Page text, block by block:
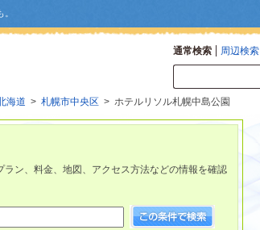
通常検索 周辺検索
海道 > 札幌市中央区 > ホテルリソル札幌中島公園
ン、料金、地図、アクセス方法などの情報を確認